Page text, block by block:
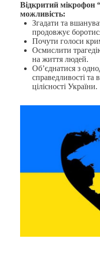
Відкритий мікрофон
можливість:
Згадати та
продовжує
Почути голоси
Осмислити
на життя людей.
Об’єднатися з
справедливості та
цілісності України.